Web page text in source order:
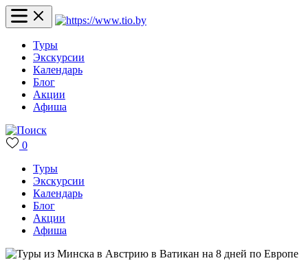
Туры
Экскурсии
Календарь
Блог
Акции
Афиша
0
Туры
Экскурсии
Календарь
Блог
Акции
Афиша